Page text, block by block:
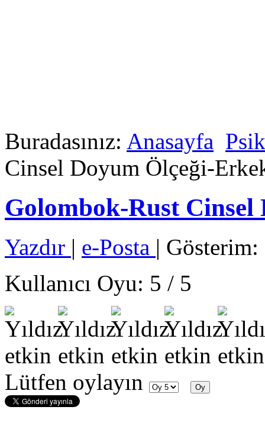
Buradasınız: Anasayfa
Cinsel Doyum Ölçeği-
Golombok-Rust
Yazdır | e-Posta |
Kullanıcı Oyu: 5 / 5
Lütfen oylayın